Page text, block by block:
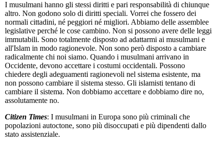
I musulmani hanno gli stessi diritti e pari responsabilità di chiunque
altro. Non godono solo di diritti speciali. Vorrei che fossero dei
normali cittadini, né peggiori né migliori. Abbiamo delle assemblee
legislative perché le cose cambino. Non si possono avere delle leggi
immutabili. Sono totalmente disposto ad adattarmi ai musulmani e
all'Islam in modo ragionevole. Non sono però disposto a cambiare
radicalmente chi noi siamo. Quando i musulmani arrivano in
Occidente, devono accettare i costumi occidentali. Possono
chiedere degli adeguamenti ragionevoli nel sistema esistente, ma
non possono cambiare il sistema stesso. Gli islamisti tentano di
cambiare il sistema. Non dobbiamo accettare e dobbiamo dire no,
assolutamente no.
Citizen Times: I musulmani in Europa sono più criminali che
popolazioni autoctone, sono più disoccupati e più dipendenti dallo
stato assistenziale.